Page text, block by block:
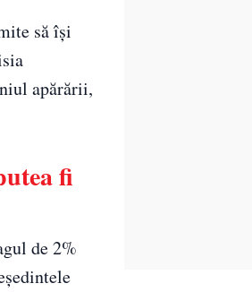
să își
apărării,
fi
de 2%